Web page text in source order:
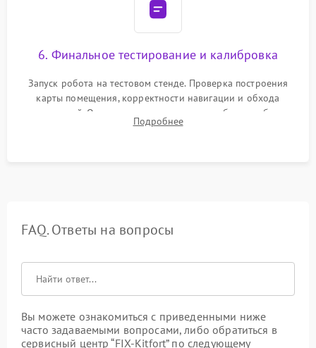
6. Финальное тестирование и калибровка
Запуск робота на тестовом стенде. Проверка построения
карты помещения, корректности навигации и обхода
препятствий. Оценка силы всасывания и работы турбины.
Тестирование автоматического возврата на док-станцию и
Подробнее
FAQ. Ответы на вопросы
Вы можете ознакомиться с приведенными ниже
часто задаваемыми вопросами, либо обратиться в
сервисный центр “FIX-Kitfort” по следующему